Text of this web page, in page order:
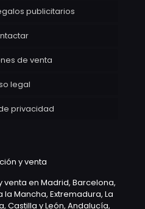
publicitarios
de venta
legal
privacidad
y venta
en Madrid, Barcelona,
Mancha, Extremadura, La
Castilla y León, Andalucía,